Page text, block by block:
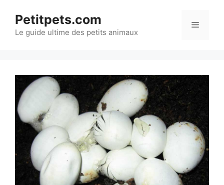
contenu
Petitpets.com
Le guide ultime des petits animaux
Menu